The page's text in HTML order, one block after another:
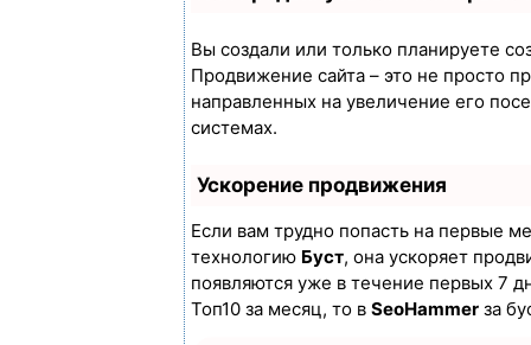
Вы создали или только планируете
Продвижение сайта – это не просто
направленных на увеличение его
системах.
Ускорение продвижения
Если вам трудно попасть на первые
технологию Буст, она ускоряет
появляются уже в течение первых 7
Топ10 за месяц, то в SeoHammer за